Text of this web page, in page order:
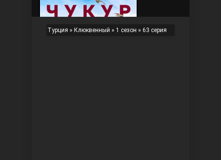
Турция » Клюквенный » 1 сезон » 63 серия